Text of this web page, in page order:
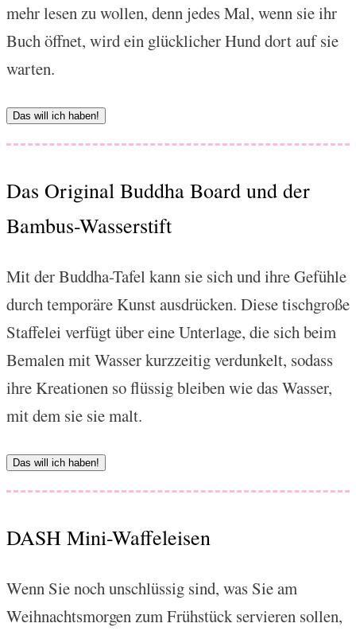
mehr lesen zu wollen, denn jedes Mal, wenn sie ihr
Buch öffnet, wird ein glücklicher Hund dort auf sie
warten.
Das will ich haben!
Das Original Buddha Board und der
Bambus-Wasserstift
Mit der Buddha-Tafel kann sie sich und ihre Gefühle
durch temporäre Kunst ausdrücken. Diese tischgroße
Staffelei verfügt über eine Unterlage, die sich beim
Bemalen mit Wasser kurzzeitig verdunkelt, sodass
ihre Kreationen so flüssig bleiben wie das Wasser,
mit dem sie sie malt.
Das will ich haben!
DASH Mini-Waffeleisen
Wenn Sie noch unschlüssig sind, was Sie am
Weihnachtsmorgen zum Frühstück servieren sollen,